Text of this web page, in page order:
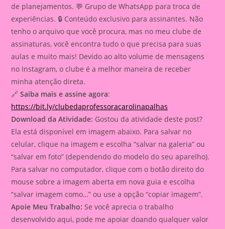
de planejamentos. 💬 Grupo de WhatsApp para troca de
experiências. 🔒 Conteúdo exclusivo para assinantes. Não
tenho o arquivo que você procura, mas no meu clube de
assinaturas, você encontra tudo o que precisa para suas
aulas e muito mais! Devido ao alto volume de mensagens
no Instagram, o clube é a melhor maneira de receber
minha atenção direta.
🔗 Saiba mais e assine agora:
https://bit.ly/clubedaprofessoracarolinapalhas
Download da Atividade: Gostou da atividade deste post?
Ela está disponível em imagem abaixo. Para salvar no
celular, clique na imagem e escolha “salvar na galeria” ou
“salvar em foto” (dependendo do modelo do seu aparelho).
Para salvar no computador, clique com o botão direito do
mouse sobre a imagem aberta em nova guia e escolha
“salvar imagem como…” ou use a opção “copiar imagem”.
Apoie Meu Trabalho: Se você aprecia o trabalho
desenvolvido aqui, pode me apoiar doando qualquer valor